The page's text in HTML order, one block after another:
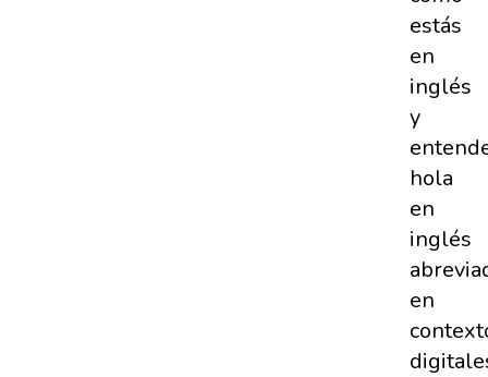
estás
en
inglés
y
hola
en
inglés
en